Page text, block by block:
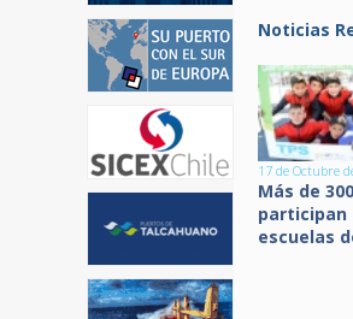
Noticias
17 de Octubre
Más de
participan
escuelas